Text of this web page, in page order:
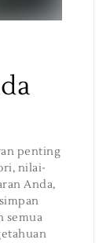
penting
nilai-
Anda,
semua